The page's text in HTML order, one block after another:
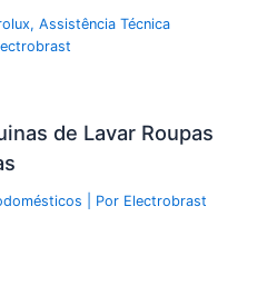
,Assistência Técnica
de Lavar Roupas
| Por Electrobrast